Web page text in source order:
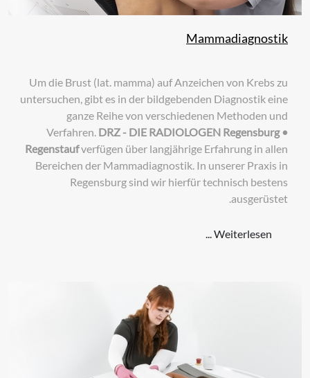
Mammadiagnostik
Um die Brust (lat. mamma) auf Anzeichen von Krebs zu
untersuchen, gibt es in der bildgebenden Diagnostik eine
ganze Reihe von verschiedenen Methoden und
Verfahren. DRZ - DIE RADIOLOGEN Regensburg•
Regenstaufverfügen über langjährige Erfahrung in allen
Bereichen der Mammadiagnostik. In unserer Praxis in
Regensburg sind wir hierfür technisch bestens
ausgerüstet.
Weiterlesen ...